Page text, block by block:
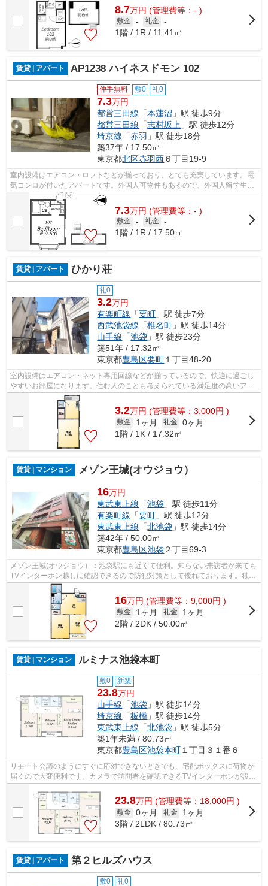
8.7万円 (管理費等：- )
敷金 - 礼金 -
1階 / 1R / 11.41㎡
賃貸 | アパート AP1238 ハイネスドモン 102
仲手無料 敷0 礼0
7.3万円
都営三田線 「本蓮沼 」駅 徒歩9分
都営三田線 「志村坂上 」駅 徒歩12分
埼京線 「赤羽 」駅 徒歩18分
築37年 / 17.50㎡
東京都北区赤羽西６丁目19-9
室内設備はエアコン・ロフトなどが揃っており、とても充実しています。電
気コンロが付いたアパートです。外国人可物件もあるので、外国人留学生も
入居可能です。素敵なアパートで初め...
7.3万円 (管理費等：- )
敷金 - 礼金 -
1階 / 1R / 17.50㎡
賃貸 | アパート ひかり荘
礼0
3.2万円
有楽町線 「要町 」駅 徒歩7分
西武池袋線 「椎名町 」駅 徒歩14分
山手線 「池袋 」駅 徒歩23分
築51年 / 17.32㎡
東京都豊島区要町 １丁目48-20
室内設備はエアコン・ネット専用回線などが揃っているので、快適に過ごし
やすいお部屋になります。住む人のことも考えられている満足度の高いアパ
ートです。魅力も多い賃貸物件はいか...
3.2万円 (管理費等：3,000円 )
敷金 1ヶ月 礼金 0ヶ月
1階 / 1K / 17.32㎡
賃貸 | マンション メゾン王城(オウジョウ）
16万円
東武東上線 「池袋 」駅 徒歩11分
有楽町線 「要町 」駅 徒歩12分
東武東上線 「北池袋 」駅 徒歩14分
築42年 / 50.00㎡
東京都豊島区池袋２丁目69-3
メゾン王城(オウジョウ）：池袋駅にも近くて便利。知らない来訪者が来ても
TVインターホン越しに確認できるので防犯対策として優れております。独立
洗面台はコンセントや照明、大きな鏡...
16万円 (管理費等：9,000円 )
敷金 1ヶ月 礼金
1ヶ月
2階 / 2DK / 50.00㎡
賃貸 | マンション ルミナス池袋本町
敷0 新築
23.8万円
山手線 「池袋 」駅 徒歩14分
埼京線 「板橋 」駅 徒歩14分
東武東上線 「北池袋 」駅 徒歩5分
築1年未満 / 80.73㎡
東京都豊島区池袋本町 １丁目３１番６
リモート会議のようにすぐに応対できないときでも、宅配ボックスに荷物が
届くので大変便利です。カメラで訪問者を確認できるTVインターホンが設置
されています。収納はシューズボック...
23.8万円 (管理費等：18,000円 )
敷金 0ヶ月 礼金
1ヶ月
3階 / 2LDK / 80.73㎡
賃貸 | アパート 第２ヒルズハウス
敷0 礼0